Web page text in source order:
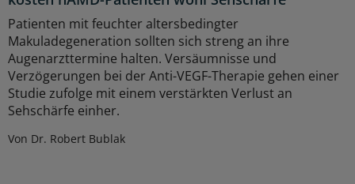
Patienten mit feuchter altersbedingter
Makuladegeneration sollten sich streng an ihre
Augenarzttermine halten. Versäumnisse und
Verzögerungen bei der Anti-VEGF-Therapie gehen einer
Studie zufolge mit einem verstärkten Verlust an
Sehschärfe einher.
Von Dr. Robert Bublak